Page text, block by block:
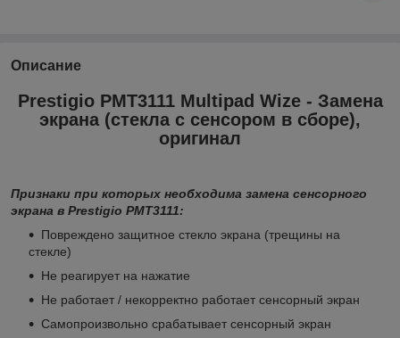
Описание
Prestigio PMT3111 Multipad Wize - Замена
экрана (стекла с сенсором в сборе),
оригинал
Признаки при которых необходима замена сенсорного
экрана в Prestigio PMT3111:
Повреждено защитное стекло экрана (трещины на
стекле)
Не реагирует на нажатие
Не работает / некорректно работает сенсорный экран
Самопроизвольно срабатывает сенсорный экран